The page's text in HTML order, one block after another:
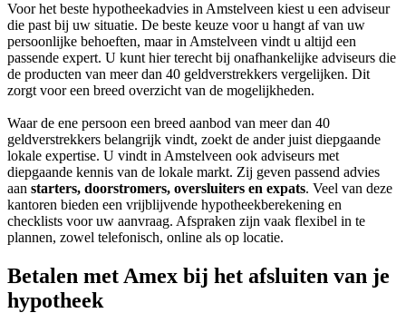
Voor het beste hypotheekadvies in Amstelveen kiest u een adviseur
die past bij uw situatie. De beste keuze voor u hangt af van uw
persoonlijke behoeften, maar in Amstelveen vindt u altijd een
passende expert. U kunt hier terecht bij onafhankelijke adviseurs die
de producten van meer dan 40 geldverstrekkers vergelijken. Dit
zorgt voor een breed overzicht van de mogelijkheden.
Waar de ene persoon een breed aanbod van meer dan 40
geldverstrekkers belangrijk vindt, zoekt de ander juist diepgaande
lokale expertise. U vindt in Amstelveen ook adviseurs met
diepgaande kennis van de lokale markt. Zij geven passend advies
aan starters, doorstromers, oversluiters en expats. Veel van deze
kantoren bieden een vrijblijvende hypotheekberekening en
checklists voor uw aanvraag. Afspraken zijn vaak flexibel in te
plannen, zowel telefonisch, online als op locatie.
Betalen met Amex bij het afsluiten van je
hypotheek